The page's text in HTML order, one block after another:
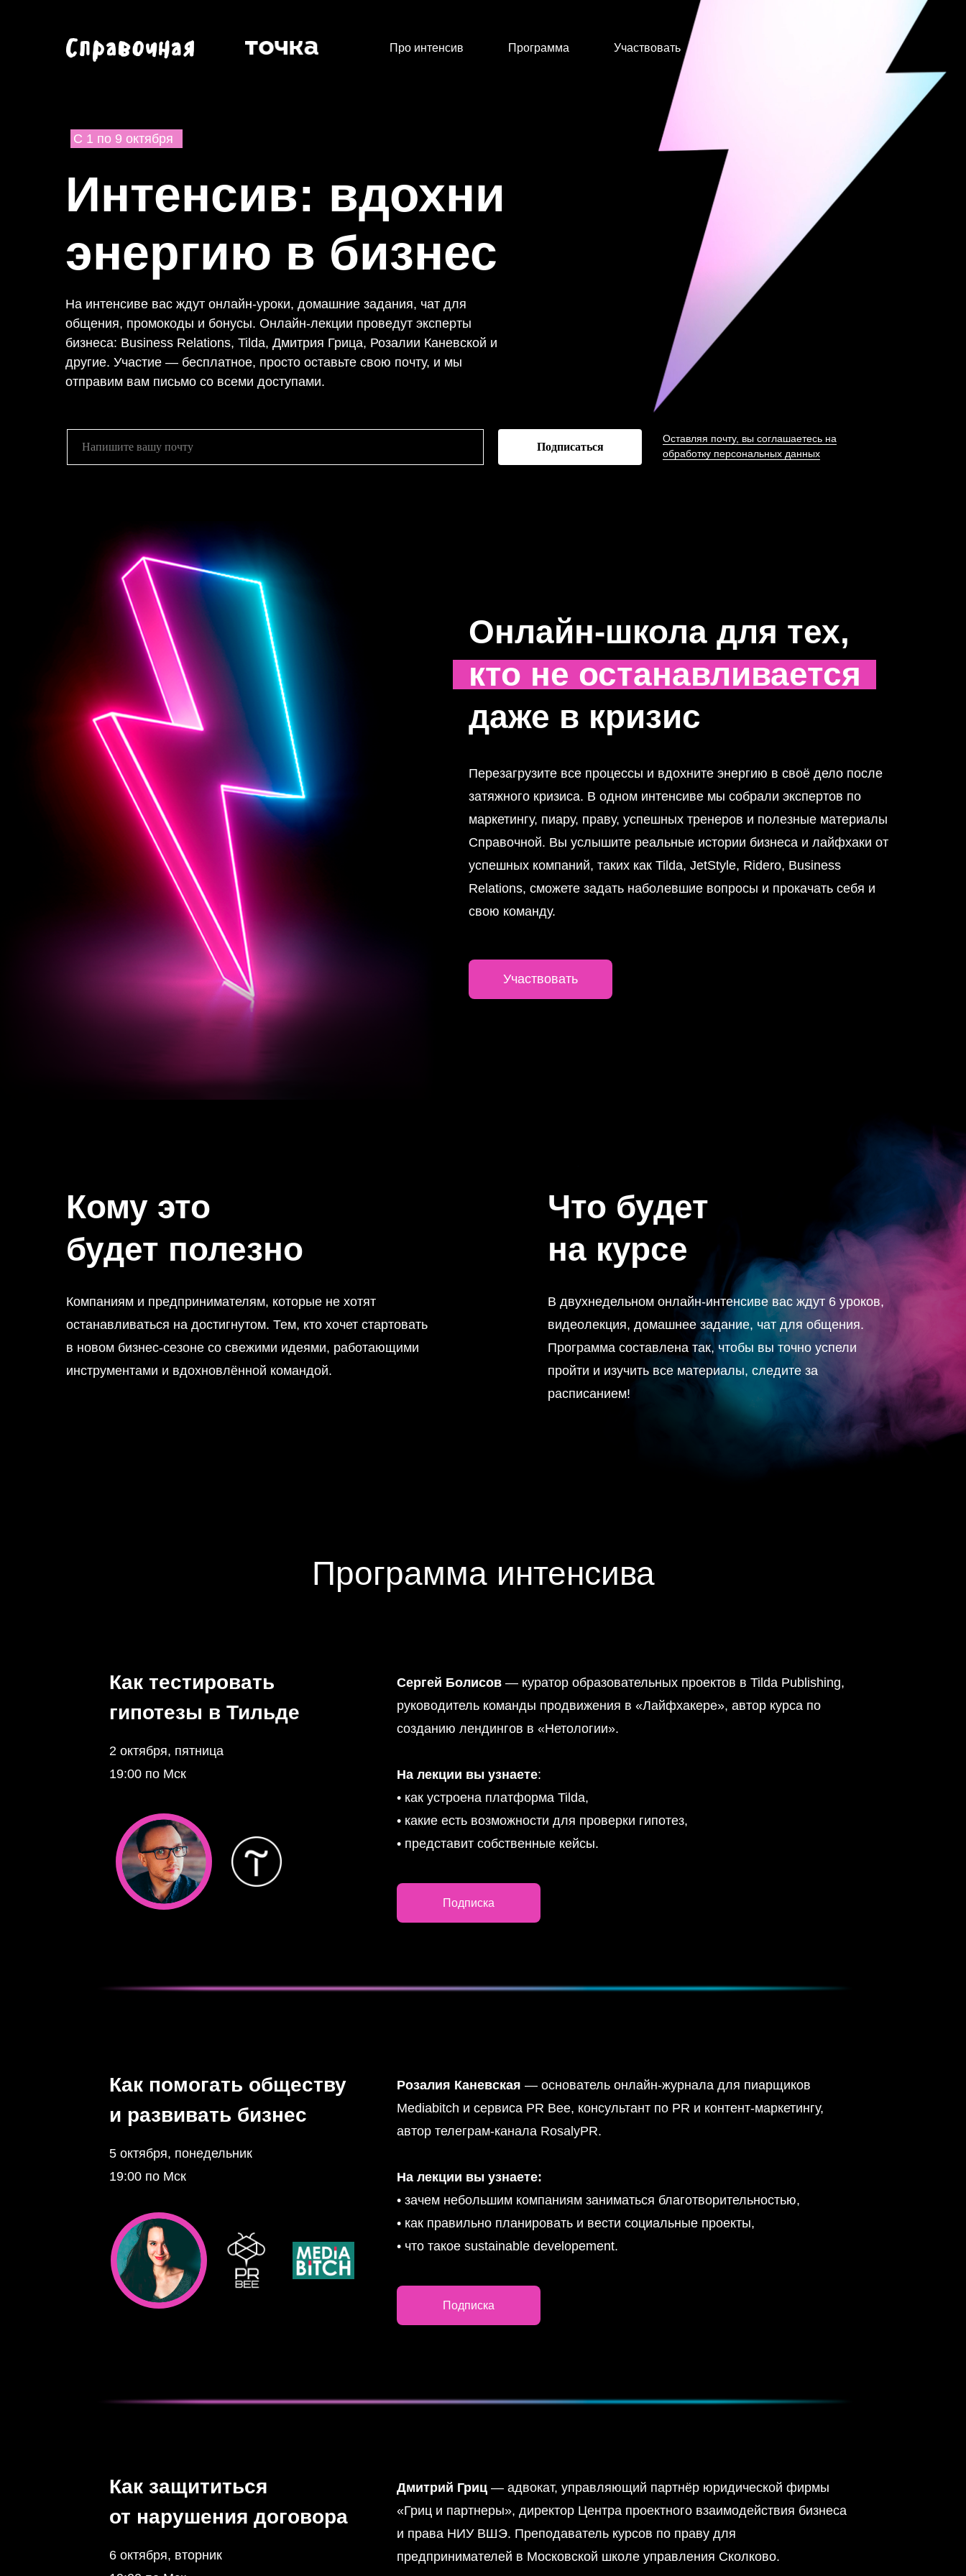
На интенсиве вас ждут онлайн-уроки, домашние задания, чат для
общения, промокоды и бонусы. Онлайн-лекции проведут эксперты
бизнеса: Business Relations, Tilda, Дмитрия Грица, Розалии Каневской и
другие. Участие — бесплатное, просто оставьте свою почту, и мы
отправим вам письмо со всеми доступами.
Интенсив: вдохни
энергию в бизнес
С 1 по 9 октября
Про интенсив Программа Участвовать
Оставляя почту, вы соглашаетесь на
обработку персональных данных
Подписаться
Перезагрузите все процессы и вдохните энергию в своё дело после
затяжного кризиса. В одном интенсиве мы собрали экспертов по
маркетингу, пиару, праву, успешных тренеров и полезные материалы
Справочной. Вы услышите реальные истории бизнеса и лайфхаки от
успешных компаний, таких как Tilda, JetStyle, Ridero, Business
Relations, сможете задать наболевшие вопросы и прокачать себя и
свою команду.
Онлайн-школа для тех,
кто не останавливается
даже в кризис
Участвовать
Компаниям и предпринимателям, которые не хотят
останавливаться на достигнутом. Тем, кто хочет стартовать
в новом бизнес-сезоне со свежими идеями, работающими
инструментами и вдохновлённой командой.
Кому это
будет полезно
В двухнедельном онлайн-интенсиве вас ждут 6 уроков,
видеолекция, домашнее задание, чат для общения.
Программа составлена так, чтобы вы точно успели
пройти и изучить все материалы, следите за
расписанием!
Что будет
на курсе
Сергей Болисов — куратор образовательных проектов в Tilda Publishing,
руководитель команды продвижения в «Лайфхакере», автор курса по
созданию лендингов в «Нетологии».
На лекции вы узнаете:
• как устроена платформа Tilda,
• какие есть возможности для проверки гипотез,
• представит собственные кейсы.
Как тестировать
гипотезы в Тильде
Подписка
2 октября, пятница
19:00 по Мск
Розалия Каневская — основатель онлайн-журнала для пиарщиков
Mediabitch и сервиса PR Bee, консультант по PR и контент-маркетингу,
автор телеграм-канала RosalyPR.
На лекции вы узнаете:
• зачем небольшим компаниям заниматься благотворительностью,
• как правильно планировать и вести социальные проекты,
• что такое sustainable developement.
Как помогать обществу
и развивать бизнес
Подписка
5 октября, понедельник
19:00 по Мск
Дмитрий Гриц — адвокат, управляющий партнёр юридической фирмы
«Гриц и партнеры», директор Центра проектного взаимодействия бизнеса
и права НИУ ВШЭ. Преподаватель курсов по праву для
предпринимателей в Московской школе управления Сколково.
Как защититься
от нарушения договора
6 октября, вторник
Программа интенсива